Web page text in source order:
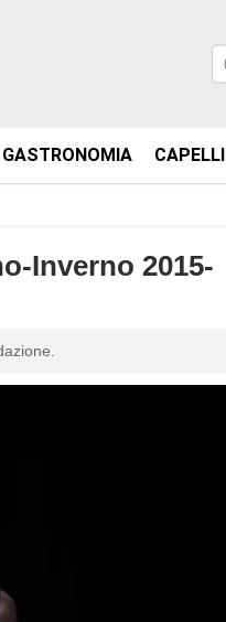
GASTRONOMIA CAPELLI
Inverno 2015-